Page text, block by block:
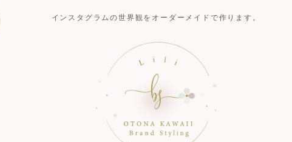
インスタグラムの世界観をオーダーメイドで作ります。